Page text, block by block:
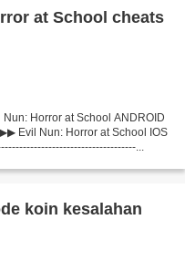
at School cheats
Horror at School ANDROID
Evil Nun: Horror at School IOS
...
koin kesalahan